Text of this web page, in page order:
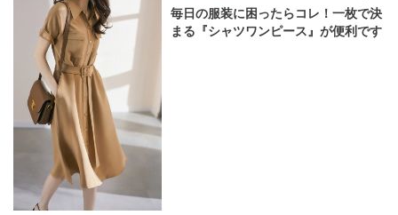
毎日の服装に困ったらコレ！一枚で決
まる『シャツワンピース』が便利です